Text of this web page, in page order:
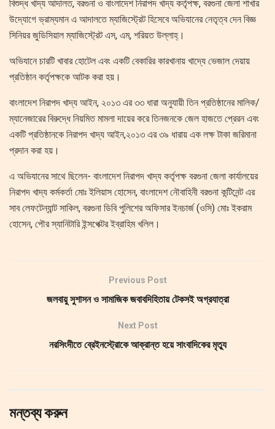
বিশুদ্ধ খাদ্য আদালত, বরগুনা ও বাংলাদেশ নিরাপদ খাদ্য কর্তৃপক্ষ, বরগুনা জেলা শাখার
উদ্যোগে ভ্রাম্যমান এ আদালতে ম্যাজিস্ট্রেট হিসেবে অভিযানের নেতৃত্ব দেন বিজ্ঞ
সিনিয়র জুডিসিয়াল ম্যাজিস্ট্রেট এস, এম, শরিয়ত উল্লাহ্।
অভিযানে চারটি খাবার হোটেল এবং একটি বেকারির কারখানায় খাদ্যে ভেজাল দেয়ায়
প্রতিষ্ঠান কর্তৃপক্ষকে আটক করা হয়।
বাংলাদেশ নিরাপদ খাদ্য আইন, ২০১৩ এর ৩৩ ধারা অনুযায়ী তিন প্রতিষ্ঠানের মালিক/
ম্যানেজারের বিরুদ্ধে নিয়মিত মামলা দায়ের করে তিনজনকে জেল হাজতে প্রেরন এবং
একটি প্রতিষ্ঠানকে নিরাপদ খাদ্য আইন,২০১৩ এর ৩৯ ধারায় এক লক্ষ টাকা জরিমানা
প্রদান করা হয়।
এ অভিযানের সাথে ছিলেন- বাংলাদেশ নিরাপদ খাদ্য কর্তৃপক্ষ বরগুনা জেলা কার্যালয়ের
নিরাপদ খাদ্য কর্মকর্তা মোঃ ইলিয়াস হোসেন, বাংলাদেশ নৌবাহিনী বরগুনা কন্টিনেন্ট এর
সাব লেফটেন্যান্ট সাকিল, বরগুনা ডিবি পুলিশের অফিসার ইনচার্জ (ওসি) মোঃ ইকরাম
হোসেন, পৌর স্যানিটারি ইন্সপেক্টর ইব্রাহিম খলিল।
Previous Post
জলবায়ু সুশাসন ও সামাজিক জবাবদিহিতায় টেকসই অগ্রযাত্রা
Next Post
নরসিংদীতে ব্রেইনস্ট্রোকে আক্রান্ত হয়ে সাংবাদিকের মৃত্যু
মন্তব্য করুন